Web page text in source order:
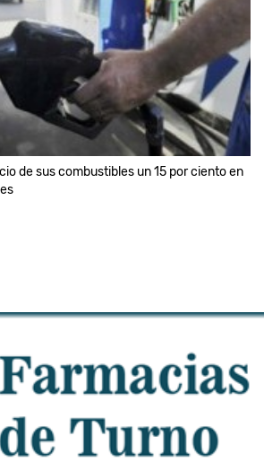
de sus combustibles un 15 por ciento en